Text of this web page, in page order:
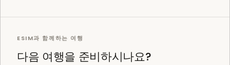
ESIM과 함께하는 여행
다음 여행을 준비하시나요?